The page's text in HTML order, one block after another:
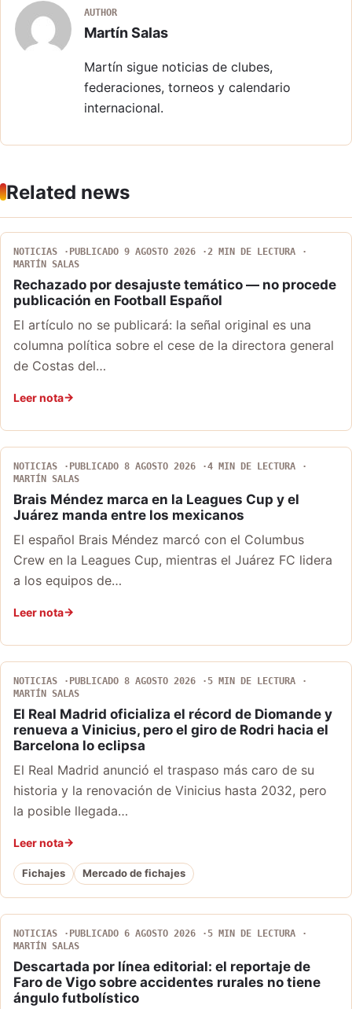
AUTHOR
Martín Salas
Martín sigue noticias de clubes,
federaciones, torneos y calendario
internacional.
Related news
NOTICIAS PUBLICADO 9 AGOSTO 2026
2 MIN DE LECTURA
MARTÍN SALAS
Rechazado por desajuste temático — no procede
publicación en Football Español
El artículo no se publicará: la señal original es una
columna política sobre el cese de la directora general
de Costas del…
Leer nota
NOTICIAS PUBLICADO 8 AGOSTO 2026
4 MIN DE LECTURA
MARTÍN SALAS
Brais Méndez marca en la Leagues Cup y el
Juárez manda entre los mexicanos
El español Brais Méndez marcó con el Columbus
Crew en la Leagues Cup, mientras el Juárez FC lidera
a los equipos de…
Leer nota
NOTICIAS PUBLICADO 8 AGOSTO 2026
5 MIN DE LECTURA
MARTÍN SALAS
El Real Madrid oficializa el récord de Diomande y
renueva a Vinicius, pero el giro de Rodri hacia el
Barcelona lo eclipsa
El Real Madrid anunció el traspaso más caro de su
historia y la renovación de Vinicius hasta 2032, pero
la posible llegada…
Leer nota
Fichajes Mercado de fichajes
NOTICIAS PUBLICADO 6 AGOSTO 2026
5 MIN DE LECTURA
MARTÍN SALAS
Descartada por línea editorial: el reportaje de
Faro de Vigo sobre accidentes rurales no tiene
ángulo futbolístico